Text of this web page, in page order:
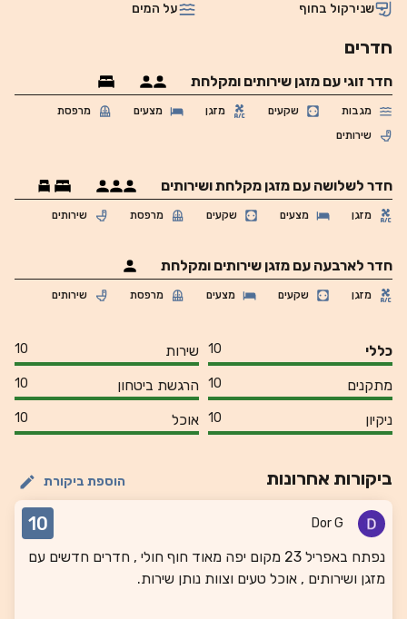
שנירקול בחוף על המים
חדרים
חדר זוגי עם מזגן שירותים ומקלחת
מגבות שקעים מזגן מצעים
מרפסת
שירותים
חדר לשלושה עם מזגן מקלחת ושירותים
מזגן מצעים שקעים מרפסת שירותים
חדר לארבעה עם מזגן שירותים ומקלחת
מזגן שקעים מצעים מרפסת שירותים
כללי 10 שירות 10
מתקנים 10 הרגשת ביטחון 10
ניקיון 10 אוכל 10
ביקורות אחרונות הוספת ביקורת
Dor G
10
נפתח באפריל 23 מקום יפה מאוד חוף חולי , חדרים חדשים עם
מזגן ושירותים , אוכל טעים וצוות נותן שירות.